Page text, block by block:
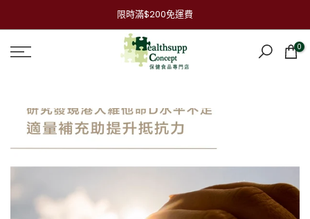
到
內
容
限時滿$200免運費
0